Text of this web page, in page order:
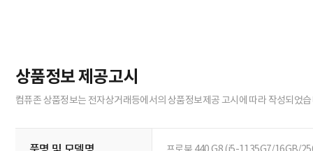
상품정보 제공고시
컴퓨존 상품정보는 전자상거래등에서의 상품정보제공 고시에 따라 작성되었습